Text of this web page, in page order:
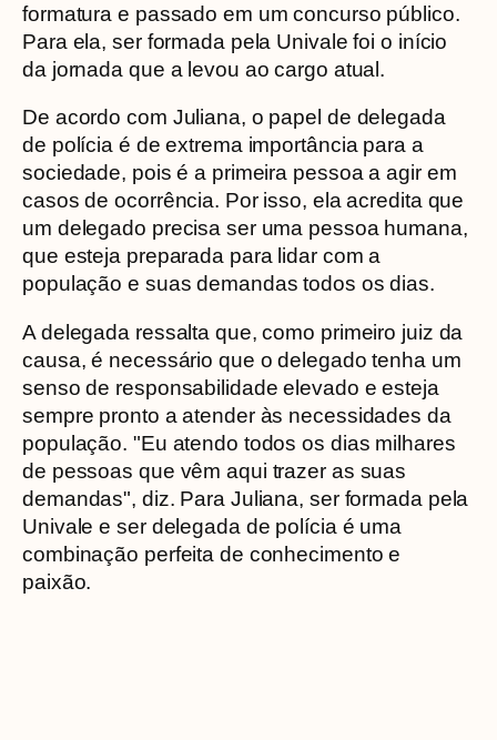
formatura e passado em um concurso público.
Para ela, ser formada pela Univale foi o início
da jornada que a levou ao cargo atual.
De acordo com Juliana, o papel de delegada
de polícia é de extrema importância para a
sociedade, pois é a primeira pessoa a agir em
casos de ocorrência. Por isso, ela acredita que
um delegado precisa ser uma pessoa humana,
que esteja preparada para lidar com a
população e suas demandas todos os dias.
A delegada ressalta que, como primeiro juiz da
causa, é necessário que o delegado tenha um
senso de responsabilidade elevado e esteja
sempre pronto a atender às necessidades da
população. "Eu atendo todos os dias milhares
de pessoas que vêm aqui trazer as suas
demandas", diz. Para Juliana, ser formada pela
Univale e ser delegada de polícia é uma
combinação perfeita de conhecimento e
paixão.